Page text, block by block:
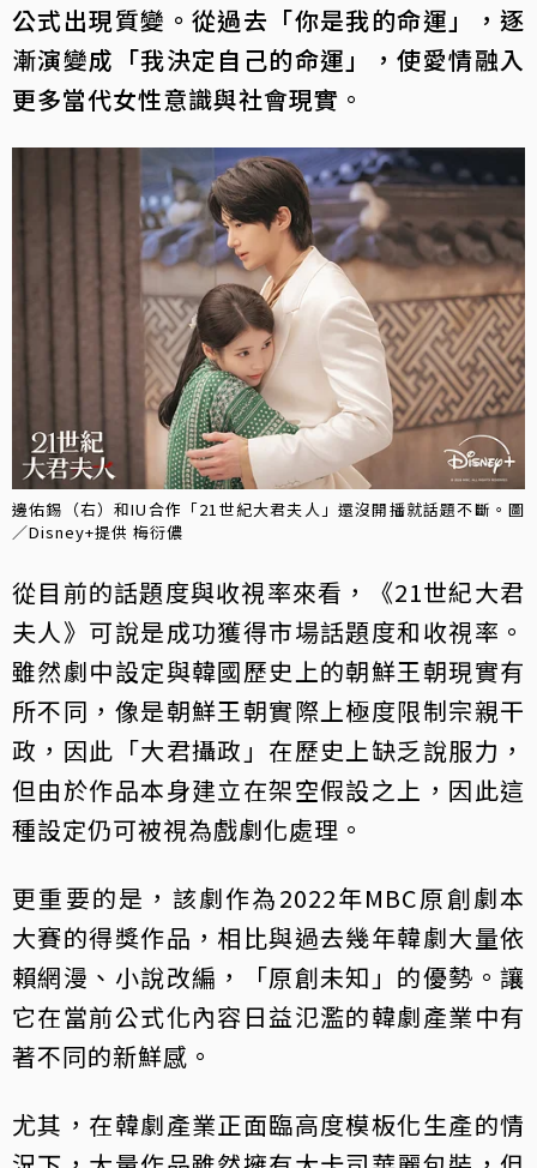
公式出現質變。從過去「你是我的命運」，逐
漸演變成「我決定自己的命運」，使愛情融入
更多當代女性意識與社會現實 。
邊佑錫（右）和IU合作「21世紀大君夫人」還沒開播就話題不斷。圖
／Disney+提供 梅衍儂
從目前的話題度與收視率來看，《21世紀大君
夫人》可說是成功獲得市場話題度和收視率。
雖然劇中設定與韓國歷史上的朝鮮王朝現實有
所不同，像是朝鮮王朝實際上極度限制宗親干
政，因此「大君攝政」在歷史上缺乏說服力，
但由於作品本身建立在架空假設之上，因此這
種設定仍可被視為戲劇化處理。
更重要的是，該劇作為2022年MBC原創劇本
大賽的得獎作品，相比與過去幾年韓劇大量依
賴網漫、小說改編，「原創未知」的優勢。讓
它在當前公式化內容日益氾濫的韓劇產業中有
著不同的新鮮感。
尤其，在韓劇產業正面臨高度模板化生產的情